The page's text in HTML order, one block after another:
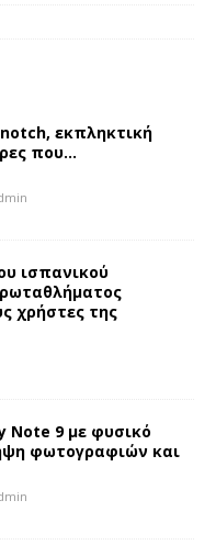
εκπληκτική
που…
ισπανικού
χρήστες της
Note 9 με φυσικό
φωτογραφιών και